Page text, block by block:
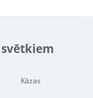
Kāzas